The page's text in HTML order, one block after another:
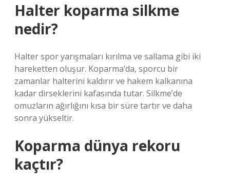
Halter koparma silkme
nedir?
Halter spor yarışmaları kırılma ve sallama gibi iki
hareketten oluşur. Koparma’da, sporcu bir
zamanlar halterini kaldırır ve hakem kalkanına
kadar dirseklerini kafasında tutar. Silkme’de
omuzların ağırlığını kısa bir süre tartır ve daha
sonra yükseltir.
Koparma dünya rekoru
kaçtır?